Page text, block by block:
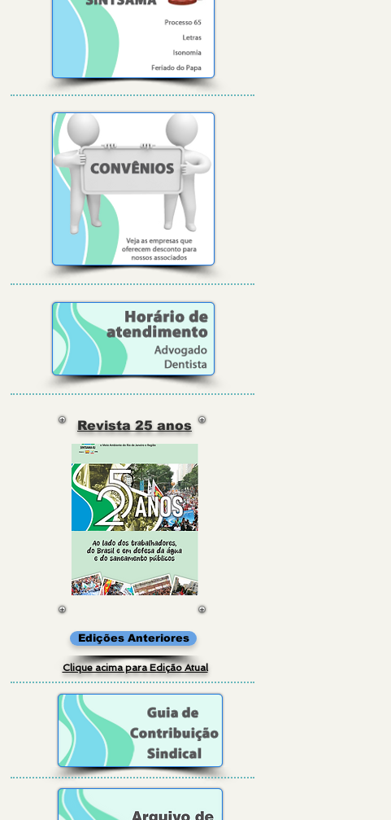
Revista 25 anos
Edições Anteriores
Clique acima para Edição Atual